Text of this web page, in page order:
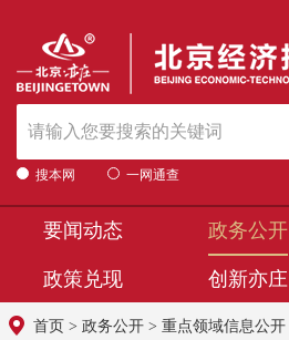
搜本网 一网通查
要闻动态 政务公开
政策兑现 创新亦庄
首页 > 政务公开 > 重点领域信息公开